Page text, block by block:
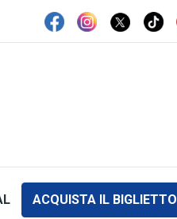
ACQUISTA IL BIGLIETTO